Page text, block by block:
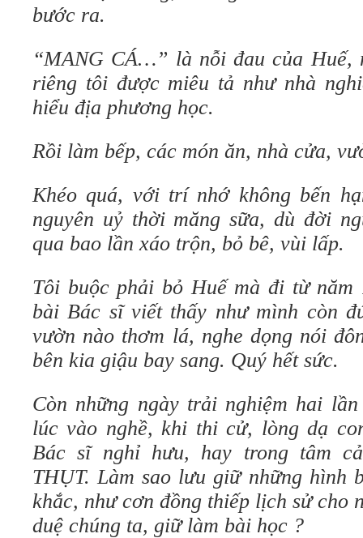
bước ra.
“MANG CÁ…” là nỗi đau của Huế,
riêng tôi được miêu tả như nhà
hiểu địa phương học.
Rồi làm bếp, các món ăn, nhà cửa,
Khéo quá, với trí nhớ không bến
nguyên uỷ thời măng sữa, dù đời
qua bao lần xáo trộn, bỏ bê, vùi lấp.
Tôi buộc phải bỏ Huế mà đi từ năm
bài Bác sĩ viết thấy như mình còn
vườn nào thơm lá, nghe dọng nói
bên kia giậu bay sang. Quý hết sức.
Còn những ngày trải nghiệm hai
lúc vào nghề, khi thi cử, lòng dạ
Bác sĩ nghỉ hưu, hay trong tâm
THỤT. Làm sao lưu giữ những hình
khắc, như cơn đồng thiếp lịch sử cho
duệ chúng ta, giữ làm bài học ?